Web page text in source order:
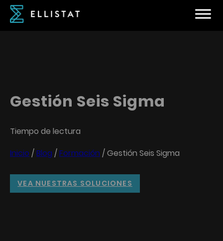
Gestión Seis Sigma
Tiempo de lectura
Inicio /Blog /Formación /Gestión Seis Sigma
VEA NUESTRAS SOLUCIONES